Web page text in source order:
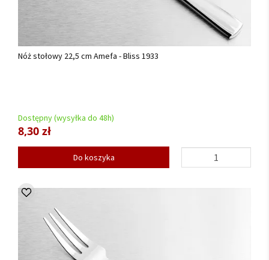
Nóż stołowy 22,5 cm Amefa - Bliss 1933
Dostępny (wysyłka do 48h)
8,30 zł
Do koszyka